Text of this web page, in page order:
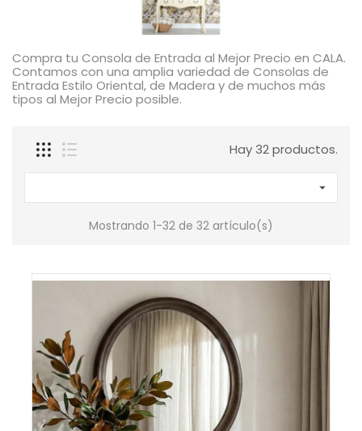
Compra tu Consola de Entrada al Mejor Precio en CALA.
Contamos con una amplia variedad de Consolas de
Entrada Estilo Oriental, de Madera y de muchos más
tipos al Mejor Precio posible.
Hay 32 productos.

Mostrando 1-32 de 32 artículo(s)